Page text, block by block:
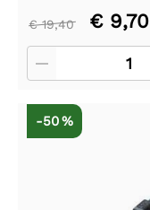
€ 19,40 € 9,70
-50 %